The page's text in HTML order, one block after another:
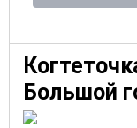
Большой